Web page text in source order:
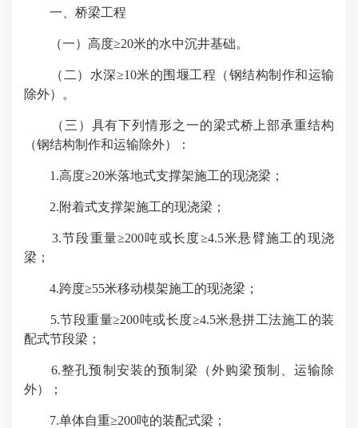
一、桥梁工程
（一）高度≥20米的水中沉井基础。
（二）水深≥10米的围堰工程（钢结构制作和运输
除外）。
（三）具有下列情形之一的梁式桥上部承重结构
（钢结构制作和运输除外）：
1.高度≥20米落地式支撑架施工的现浇梁；
2.附着式支撑架施工的现浇梁；
3.节段重量≥200吨或长度≥4.5米悬臂施工的现浇
梁；
4.跨度≥55米移动模架施工的现浇梁；
5.节段重量≥200吨或长度≥4.5米悬拼工法施工的装
配式节段梁；
6.整孔预制安装的预制梁（外购梁预制、运输除
外）；
7.单体自重≥200吨的装配式梁；